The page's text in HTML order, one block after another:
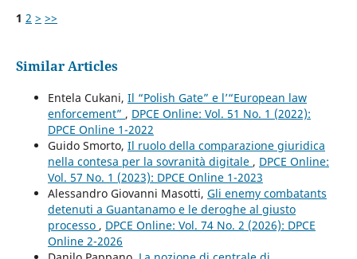
1 2 > >>
Similar Articles
Entela Cukani, Il “Polish Gate” e l’“European law
enforcement” , DPCE Online: Vol. 51 No. 1 (2022):
DPCE Online 1-2022
Guido Smorto, Il ruolo della comparazione giuridica
nella contesa per la sovranità digitale , DPCE Online:
Vol. 57 No. 1 (2023): DPCE Online 1-2023
Alessandro Giovanni Masotti, Gli enemy combatants
detenuti a Guantanamo e le deroghe al giusto
processo , DPCE Online: Vol. 74 No. 2 (2026): DPCE
Online 2-2026